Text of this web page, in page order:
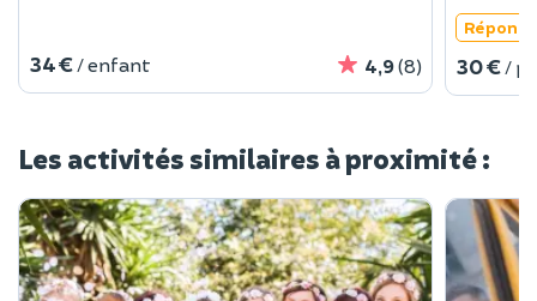
34 € / enfant 4,9(8) 30 € /
Les activités similaires à proximité :